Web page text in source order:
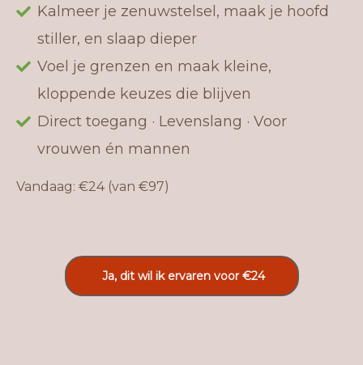
Kalmeer je zenuwstelsel, maak je hoofd
stiller, en slaap dieper
Voel je grenzen en maak kleine,
kloppende keuzes die blijven
Direct toegang · Levenslang · Voor
vrouwen én mannen
Vandaag: €24 (van €97)
Ja, dit wil ik ervaren voor €24